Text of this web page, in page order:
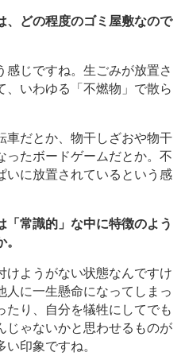
どの程度のゴミ屋敷なので
じですね。生ごみが放置さ
いわゆる「不燃物」で散ら
車だとか、物干しざおや物干
ったボードゲームだとか。不
いに放置されているという感
常識的」な中に特徴のよう
ようがない状態なんですけ
人に一生懸命になってしまっ
り、自分を犠牲にしてでも
じゃないかと思わせるものが
印象ですね。